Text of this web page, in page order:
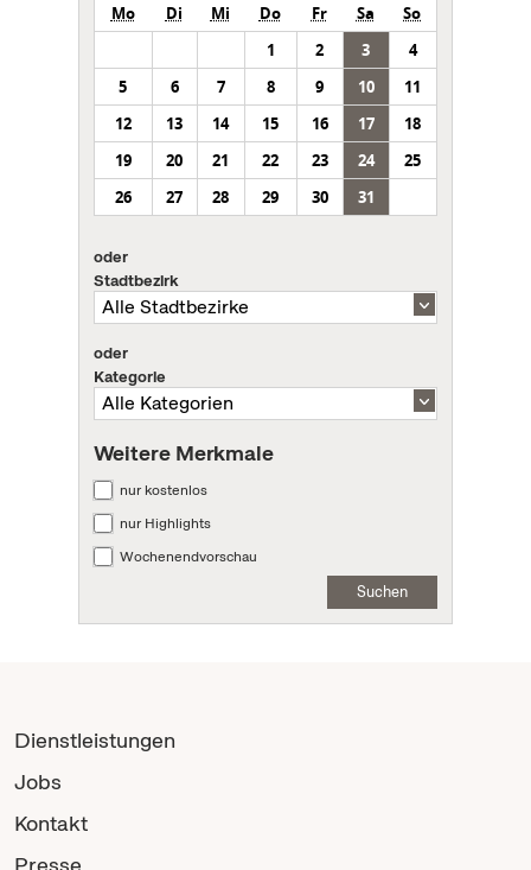
Mo Di Mi Do Fr Sa
So
1
2 3
4
5
6 7 8 9 10
11
12
13 14 15 16 17
18
19
20 21 22 23 24
25
26
27 28 29 30 31
oder
Stadtbezirk
oder
Kategorie
Weitere Merkmale
nur kostenlos
nur Highlights
Wochenendvorschau
Suchen
Dienstleistungen
Jobs
Kontakt
Presse